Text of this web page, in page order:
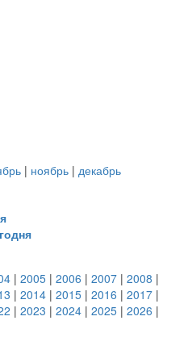
| ноябрь | декабрь
| 2005 | 2006 | 2007 | 2008 |
| 2014 | 2015 | 2016 | 2017 |
| 2023 | 2024 | 2025 | 2026 |